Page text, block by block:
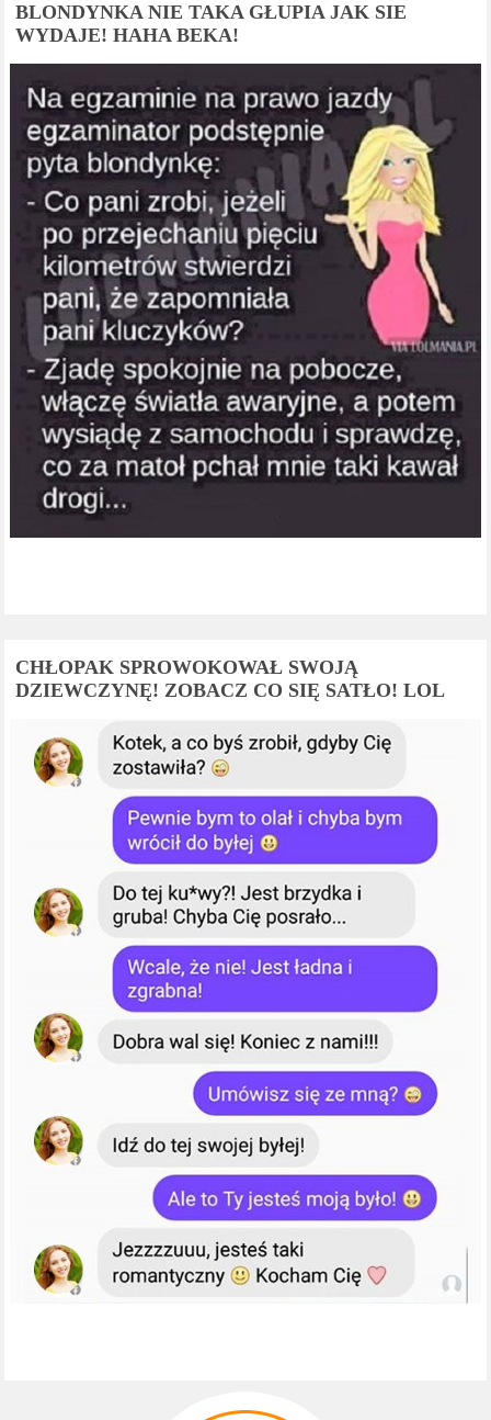
BLONDYNKA NIE TAKA GŁUPIA JAK SIE
WYDAJE! HAHA BEKA!
CHŁOPAK SPROWOKOWAŁ SWOJĄ
DZIEWCZYNĘ! ZOBACZ CO SIĘ SATŁO! LOL